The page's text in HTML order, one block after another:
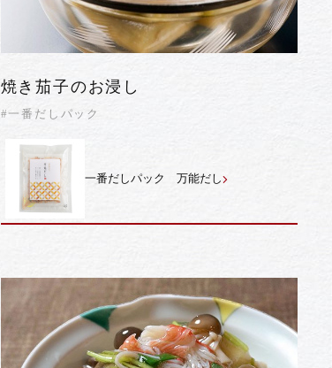
焼き茄子のお浸し
#一番だしパック
一番だしパック 万能だし